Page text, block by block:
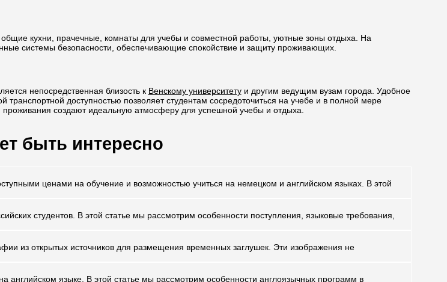
кухни, прачечные, комнаты для учебы и совместной работы, уютные зоны отдыха. На
системы безопасности, обеспечивающие спокойствие и защиту проживающих.
непосредственная близость к Венскому университетуи другим ведущим вузам города. Удобное
доступностью позволяет студентам сосредоточиться на учебе и в полной мере
создают идеальную атмосферу для успешной учебы и отдыха.
быть интересно
ценами на обучение и возможностью учиться на немецком и английском языках. В этой
студентов. В этой статье мы рассмотрим особенности поступления, языковые требования,
из открытых источников для размещения временных заглушек. Эти изображения не
английском языке. В этой статье мы рассмотрим особенности англоязычных программ в